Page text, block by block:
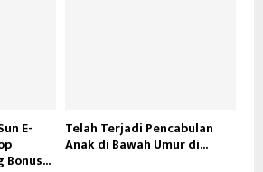
E- Telah Terjadi Pencabulan
Anak di Bawah Umur di...